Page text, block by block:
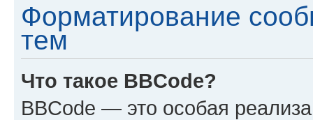
Форматирование
тем
Что такое BBCode?
BBCode — это особая